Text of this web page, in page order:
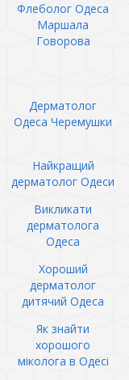
Флеболог Одеса
Маршала
Говорова
Дерматолог
Одеса Черемушки
Найкращий
дерматолог Одеси
Викликати
дерматолога
Одеса
Хороший
дерматолог
дитячий Одеса
Як знайти
хорошого
міколога в Одесі